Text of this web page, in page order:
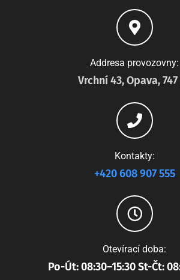
Addresa provozovny:
Vrchní 43, Opava, 747
Kontakty:
+420 608 907 555
Otevírací doba:
Po-Út: 08:30–15:30 St-Čt: